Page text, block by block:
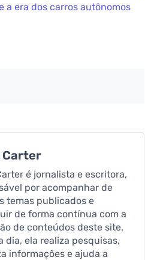
a era dos carros autônomos
Carter
é jornalista e escritora,
por acompanhar de
temas publicados e
de forma contínua com a
de conteúdos deste site.
dia, ela realiza pesquisas,
informações e ajuda a